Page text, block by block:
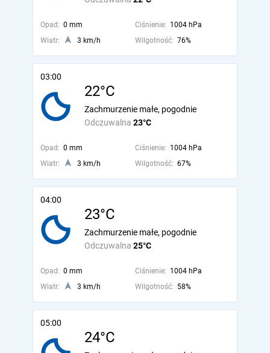
Opad: 0 mm Ciśnienie: 1004 hPa
Wiatr:
3 km/h Wilgotność: 76%
03:00
22°C
Odczuwalna 23°C
Zachmurzenie małe, pogodnie
Opad: 0 mm Ciśnienie: 1004 hPa
Wiatr:
3 km/h Wilgotność: 67%
04:00
23°C
Odczuwalna 25°C
Zachmurzenie małe, pogodnie
Opad: 0 mm Ciśnienie: 1004 hPa
Wiatr:
3 km/h Wilgotność: 58%
05:00
24°C